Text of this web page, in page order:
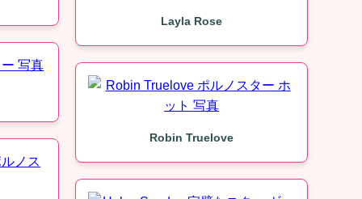
Layla Rose
Robin Truelove